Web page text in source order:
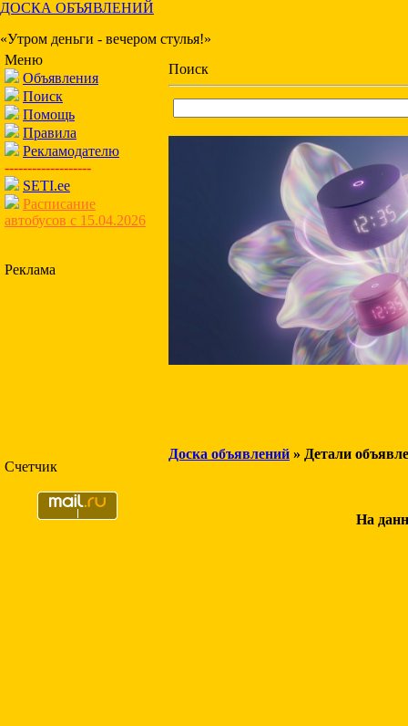
ДОСКА ОБЪЯВЛЕНИЙ
«Утром деньги - вечером стулья!»
Меню
Объявления
Поиск
Помощь
Правила
Рекламодателю
-------------------
SETI.ee
Расписание
автобусов с 15.04.2026
Реклама
Счетчик
Поиск
Доска объявлений » Детали
На